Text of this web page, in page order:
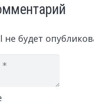
будет